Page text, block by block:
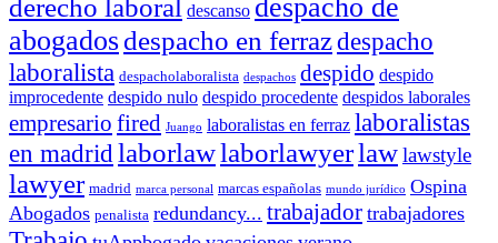
derecho laboral descanso despacho de
abogadosdespacho en ferrazdespacho
laboralista despacholaboralista despachos despido despido
improcedente despido nulo despido procedente despidos laborales
empresario fired Juango laboralistas en ferraz laboralistas
en madrid laborlawlaborlawyerlawlawstyle
lawyer madrid marca personal marcas españolas mundo jurídico Ospina
Abogados penalista redundancy... trabajador trabajadores